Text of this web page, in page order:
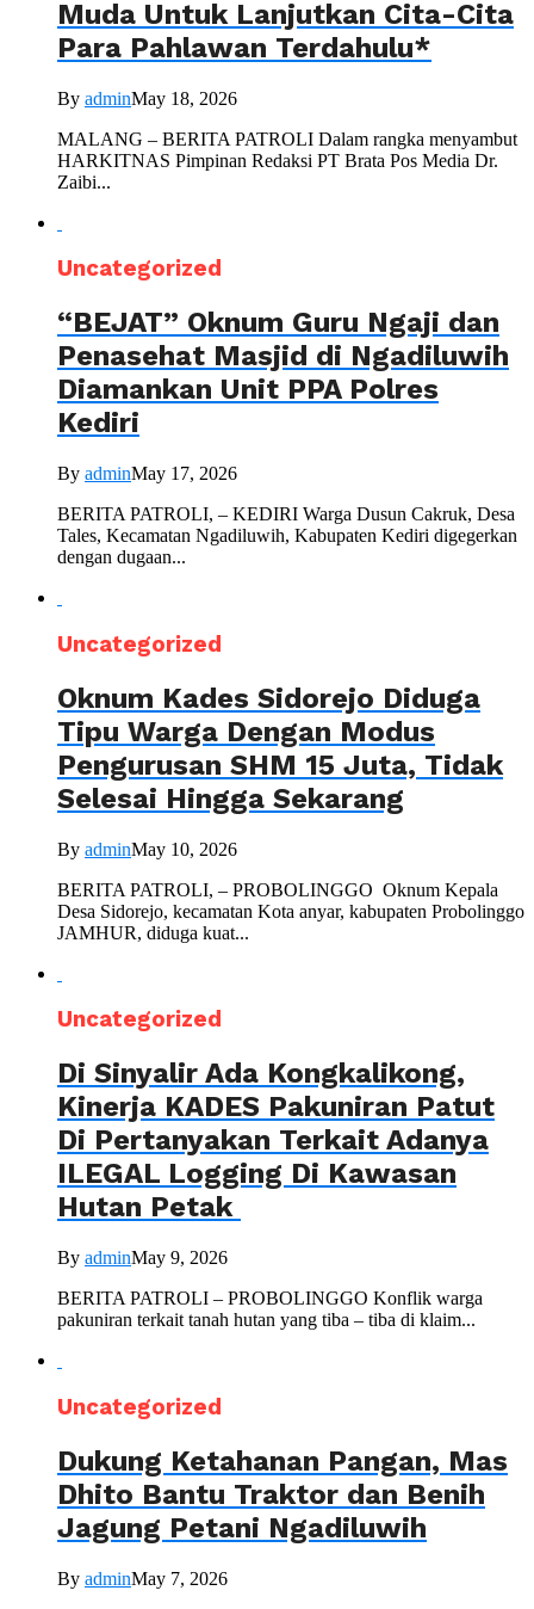
Muda Untuk Lanjutkan Cita-Cita
Para Pahlawan Terdahulu*
By adminMay 18, 2026
MALANG – BERITA PATROLI Dalam rangka menyambut
HARKITNAS Pimpinan Redaksi PT Brata Pos Media Dr.
Zaibi...
Uncategorized
“BEJAT” Oknum Guru Ngaji dan
Penasehat Masjid di Ngadiluwih
Diamankan Unit PPA Polres
Kediri
By adminMay 17, 2026
BERITA PATROLI, – KEDIRI Warga Dusun Cakruk, Desa
Tales, Kecamatan Ngadiluwih, Kabupaten Kediri digegerkan
dengan dugaan...
Uncategorized
Oknum Kades Sidorejo Diduga
Tipu Warga Dengan Modus
Pengurusan SHM 15 Juta, Tidak
Selesai Hingga Sekarang
By adminMay 10, 2026
BERITA PATROLI, – PROBOLINGGO Oknum Kepala
Desa Sidorejo, kecamatan Kota anyar, kabupaten Probolinggo
JAMHUR, diduga kuat...
Uncategorized
Di Sinyalir Ada Kongkalikong,
Kinerja KADES Pakuniran Patut
Di Pertanyakan Terkait Adanya
ILEGAL Logging Di Kawasan
Hutan Petak
By adminMay 9, 2026
BERITA PATROLI – PROBOLINGGO Konflik warga
pakuniran terkait tanah hutan yang tiba – tiba di klaim...
Uncategorized
Dukung Ketahanan Pangan, Mas
Dhito Bantu Traktor dan Benih
Jagung Petani Ngadiluwih
By adminMay 7, 2026